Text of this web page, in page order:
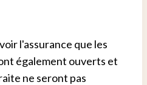
l'assurance que les
également ouverts et
ne seront pas